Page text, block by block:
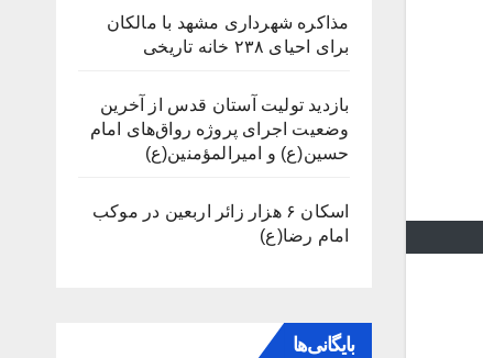
مذاکره شهرداری مشهد با مالکان
برای احیای ۲۳۸ خانه تاریخی
بازدید تولیت آستان قدس از آخرین
وضعیت اجرای پروژه رواق‌های امام
حسین(ع) و امیرالمؤمنین(ع)
اسکان ۶ هزار زائر اربعین در موکب
امام رضا(ع)
بایگانی‌ها